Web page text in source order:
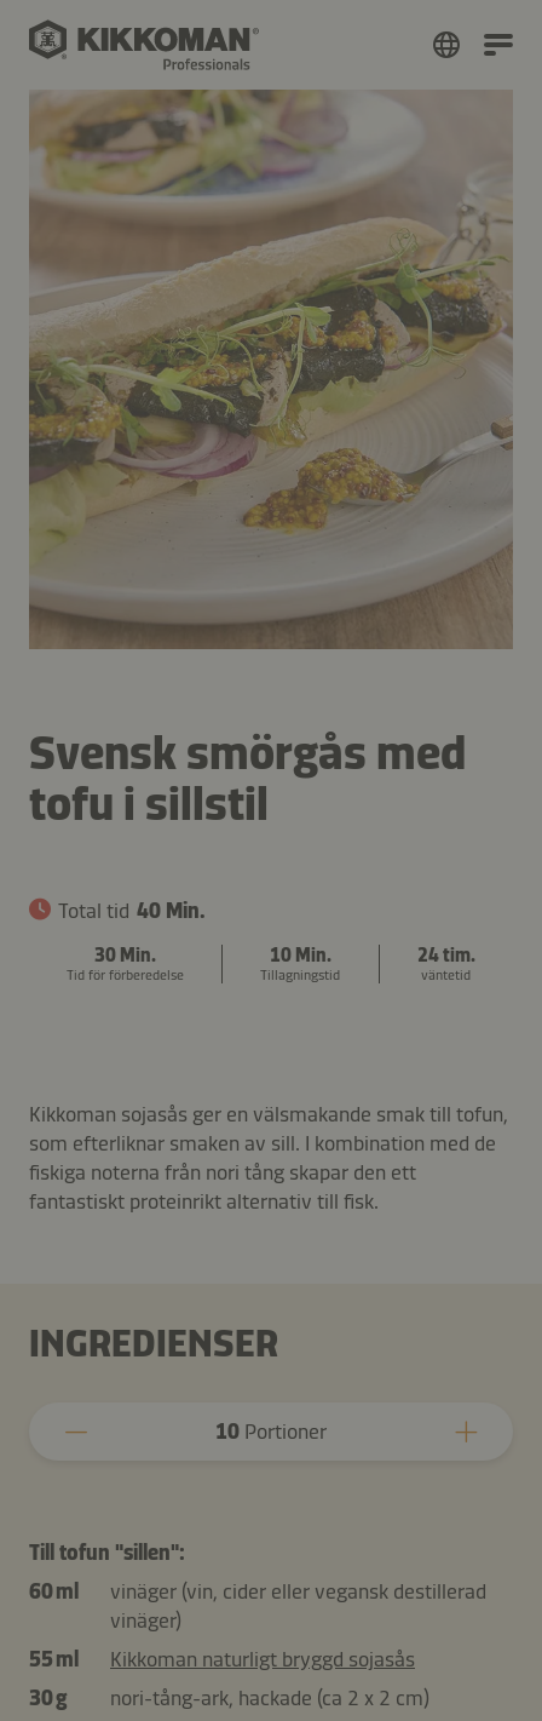
Svensk smörgås med
tofu i sillstil
Total tid 40 Min.
30 Min.
Tid för förberedelse
10 Min.
Tillagningstid
24 tim.
väntetid
Kikkoman sojasås ger en välsmakande smak till tofun,
som efterliknar smaken av sill. I kombination med de
fiskiga noterna från nori tång skapar den ett
fantastiskt proteinrikt alternativ till fisk.
INGREDIENSER
10 Portioner
Till tofun "sillen":
60 ml
vinäger (vin, cider eller vegansk destillerad
vinäger)
55 ml
Kikkoman naturligt bryggd sojasås
30 g
nori-tång-ark, hackade (ca 2 x 2 cm)